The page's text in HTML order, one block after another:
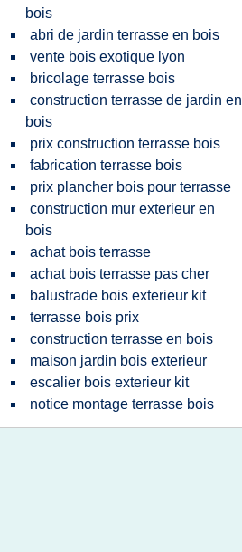
bois
abri de jardin terrasse en bois
vente bois exotique lyon
bricolage terrasse bois
construction terrasse de jardin en
bois
prix construction terrasse bois
fabrication terrasse bois
prix plancher bois pour terrasse
construction mur exterieur en
bois
achat bois terrasse
achat bois terrasse pas cher
balustrade bois exterieur kit
terrasse bois prix
construction terrasse en bois
maison jardin bois exterieur
escalier bois exterieur kit
notice montage terrasse bois